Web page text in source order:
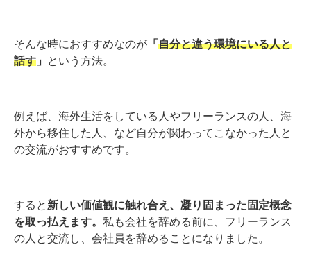
そんな時におすすめなのが 「 自分と違う環境にいる人と
話す 」 という方法。
例えば、海外生活をしている人やフリーランスの人、海
外から移住した人、など自分が関わってこなかった人と
の交流がおすすめです。
すると 新しい価値観に触れ合え、凝り固まった固定概念
を取っ払えます。 私も会社を辞める前に、フリーランス
の人と交流し、会社員を辞めることになりました。